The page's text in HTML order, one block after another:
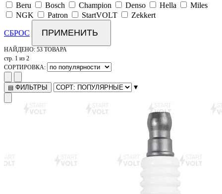
Beru Bosch Champion Denso Hella
Miles
NGK
Patron StartVOLT Zekkert
СБРОС ПРИМЕНИТЬ
НАЙДЕНО: 53 ТОВАРА
стр. 1 из 2
СОРТИРОВКА:
▤ ФИЛЬТРЫ ▾